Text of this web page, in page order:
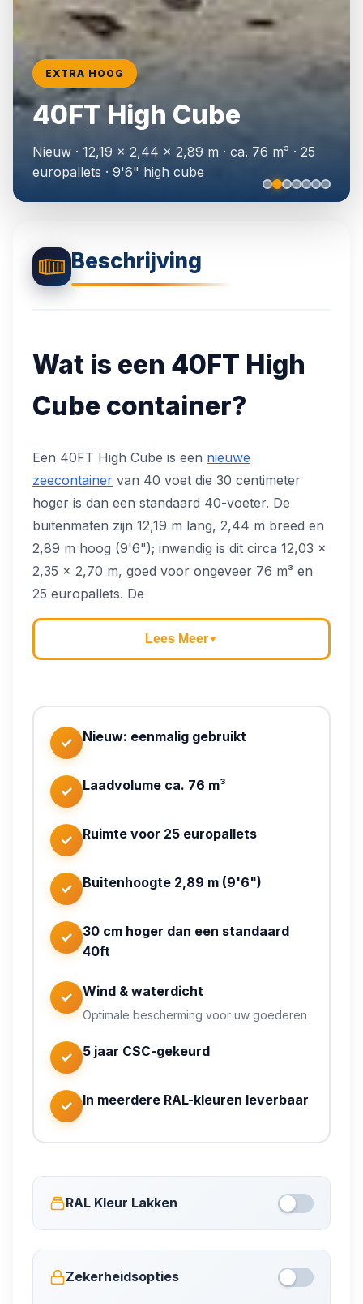
📦 20ft Containers
📦 40ft High Cube
🎨RAL Lakwerk
📋Projecten Galerij
EXTRA HOOG
40FT High Cube
Nieuw · 12,19 × 2,44 × 2,89 m · ca. 76 m³ · 25
europallets · 9'6" high cube
Beschrijving
Wat is een 40FT High
Cube container?
Een 40FT High Cube is een nieuwe
zeecontainer van 40 voet die 30 centimeter
hoger is dan een standaard 40-voeter. De
buitenmaten zijn 12,19 m lang, 2,44 m breed en
2,89 m hoog (9'6"); inwendig is dit circa 12,03 ×
2,35 × 2,70 m, goed voor ongeveer 76 m³ en
25 europallets. De
Lees Meer▼
Specificatie
Waarde
Buitenmaten (l × b ×
Binnenmaten (l × b ×
Inhoud
ca. 76 m³
Conditie
Nieuw (eenmalig
Certificering
5 jaar CSC-gekeurd
✓ Nieuw: eenmalig gebruikt
✓ Laadvolume ca. 76 m³
✓ Ruimte voor 25 europallets
✓ Buitenhoogte 2,89 m (9'6")
✓
30 cm hoger dan een standaard
40ft
✓ Wind & waterdicht
Optimale bescherming voor uw goederen
✓ 5 jaar CSC-gekeurd
✓ In meerdere RAL-kleuren leverbaar
RAL Kleur Lakken
Zekerheidsopties